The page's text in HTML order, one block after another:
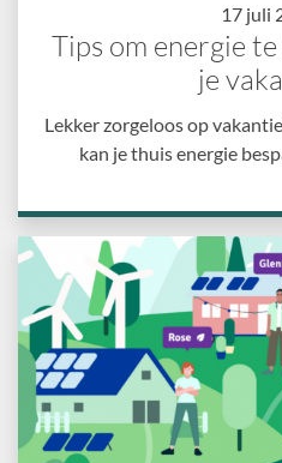
17 juli
Tips om energie
je
Lekker zorgeloos op
kan je thuis energie